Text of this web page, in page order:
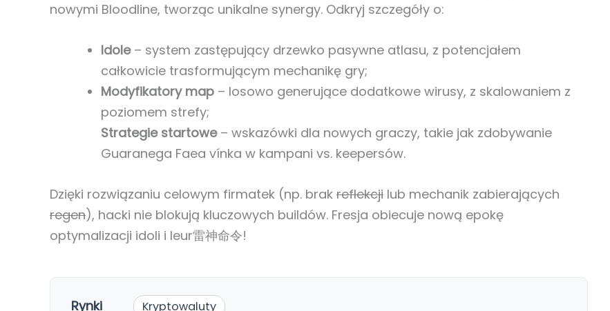
nowymi Bloodline, tworząc unikalne synergy. Odkryj szczegóły o:
Idole– system zastępujący drzewko pasywne atlasu, z potencjałem
całkowicie trasformującym mechanikę gry;
Modyfikatory map – losowo generujące dodatkowe wirusy, z skalowaniem z
poziomem strefy;
Strategie startowe– wskazówki dla nowych graczy, takie jak zdobywanie
Guaranega Faea vínka w kampani vs. keepersów.
Dzięki rozwiązaniu celowym firmatek (np. brak reflekcji lub mechanik zabierających
regen), hacki nie blokują kluczowych buildów. Fresja obiecuje nową epokę
optymalizacji idoli i leur雷神命令!
Rynki Kryptowaluty